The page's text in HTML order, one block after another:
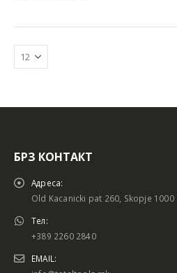
Батериски сет
БРЗ КОНТАКТ
Адреса:
Old Kacanicki pat 260, Skopje 1000
Тел:
+389 2260 2840
EMAIL: